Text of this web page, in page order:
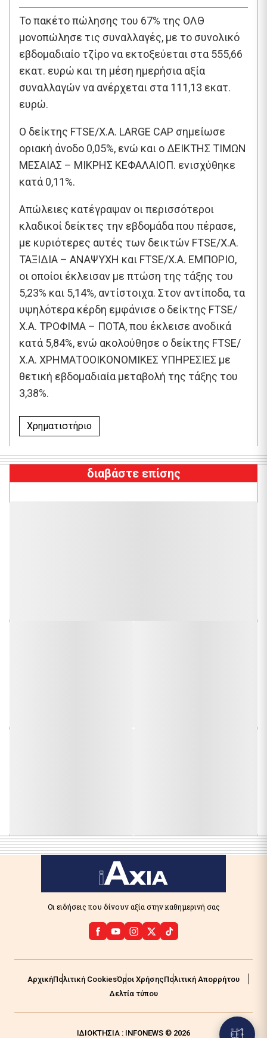
Το πακέτο πώλησης του 67% της ΟΛΘ
μονοπώλησε τις συναλλαγές, με το συνολικό
εβδομαδιαίο τζίρο να εκτοξεύεται στα 555,66
εκατ. ευρώ και τη μέση ημερήσια αξία
συναλλαγών να ανέρχεται στα 111,13 εκατ.
ευρώ.
Ο δείκτης FTSE/Χ.Α. LARGE CAP σημείωσε
οριακή άνοδο 0,05%, ενώ και ο ΔΕΙΚΤΗΣ ΤΙΜΩΝ
ΜΕΣΑΙΑΣ – ΜΙΚΡΗΣ ΚΕΦΑΛΑΙΟΠ. ενισχύθηκε
κατά 0,11%.
Απώλειες κατέγραψαν οι περισσότεροι
κλαδικοί δείκτες την εβδομάδα που πέρασε,
με κυριότερες αυτές των δεικτών FTSE/Χ.Α.
ΤΑΞΙΔΙΑ – ΑΝΑΨΥΧΗ και FTSE/Χ.Α. ΕΜΠΟΡΙΟ,
οι οποίοι έκλεισαν με πτώση της τάξης του
5,23% και 5,14%, αντίστοιχα. Στον αντίποδα, τα
υψηλότερα κέρδη εμφάνισε ο δείκτης FTSE/
Χ.Α. ΤΡΟΦΙΜΑ – ΠΟΤΑ, που έκλεισε ανοδικά
κατά 5,84%, ενώ ακολούθησε ο δείκτης FTSE/
Χ.Α. ΧΡΗΜΑΤΟΟΙΚΟΝΟΜΙΚΕΣ ΥΠΗΡΕΣΙΕΣ με
θετική εβδομαδιαία μεταβολή της τάξης του
3,38%.
Χρηματιστήριο
διαβάστε επίσης
Οι ειδήσεις που δίνουν αξία στην καθημερινή σας
ΑρχικήΠολιτική CookiesΌροι ΧρήσηςΠολιτική Απορρήτου
Δελτία τύπου
ΙΔΙΟΚΤΗΣΙΑ : INFONEWS © 2026